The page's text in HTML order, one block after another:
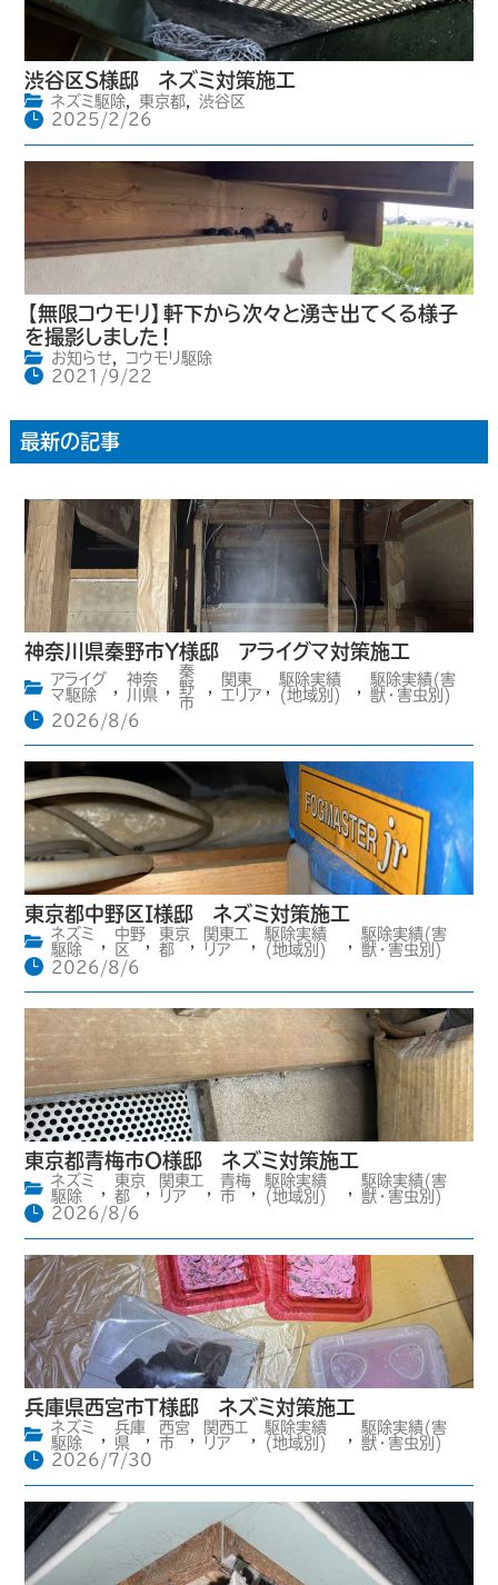
渋谷区S様邸 ネズミ対策施工
ネズミ駆除, 東京都,
渋谷区
2025/2/26
【無限コウモリ】軒下から次々と湧き出てくる様子
を撮影しました！
お知らせ,
コウモリ駆除
2021/9/22
最新の記事
神奈川県秦野市Y様邸 アライグマ対策施工
アライグ
マ駆除
,
神奈
川県 ,
秦
野
市
,
関東
エリア ,
駆除実績
(地域別)
,
駆除実績(害
獣・害虫別)
2026/8/6
東京都中野区I様邸 ネズミ対策施工
ネズミ
駆除
,
中野
区
,
東京
都
,
関東エ
リア
,
駆除実績
(地域別)
,
駆除実績(害
獣・害虫別)
2026/8/6
東京都青梅市O様邸 ネズミ対策施工
ネズミ
駆除
,
東京
都
,
関東エ
リア
,
青梅
市
,
駆除実績
(地域別)
,
駆除実績(害
獣・害虫別)
2026/8/6
兵庫県西宮市T様邸 ネズミ対策施工
ネズミ
駆除
兵庫
県
,
西宮
市
関西エ
リア
駆除実績
(地域別)
駆除実績(害
獣・害虫別)
2026/7/30